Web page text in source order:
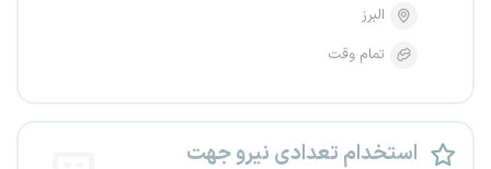
البرز
تمام وقت
استخدام تعدادی نیرو جهت